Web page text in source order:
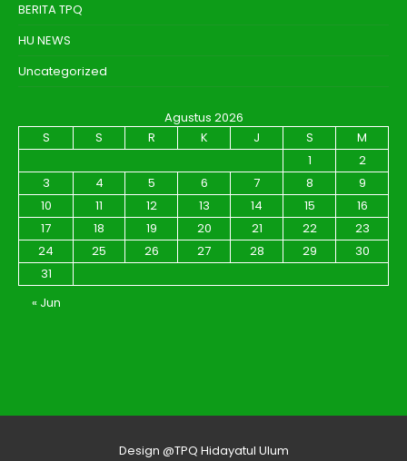
BERITA TPQ
HU NEWS
Uncategorized
Agustus 2026
S
S R K J S
M
1
2
3
4 5 6 7 8
9
10
11 12 13 14 15
16
17
18 19 20 21 22
23
24
25 26 27 28 29
30
31
« Jun
Design @TPQ Hidayatul Ulum